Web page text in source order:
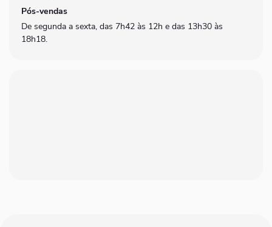
Pós-vendas
De segunda a sexta, das 7h42 às 12h e das 13h30 às
18h18.